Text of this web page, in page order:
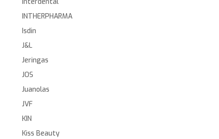
INTHERPHARMA
Isdin
J&L
Jeringas
JOS
Juanolas
JVF
KIN
Kiss Beauty